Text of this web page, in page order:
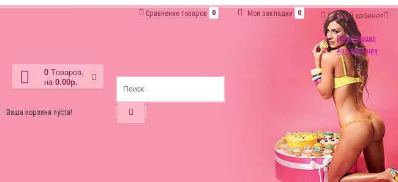
Личный кабинет
Регистрация
Авторизация
Мои закладки 0
Сравнение товаров 0
0 Tоваров,
на 0.00р.
Ваша корзина пуста!